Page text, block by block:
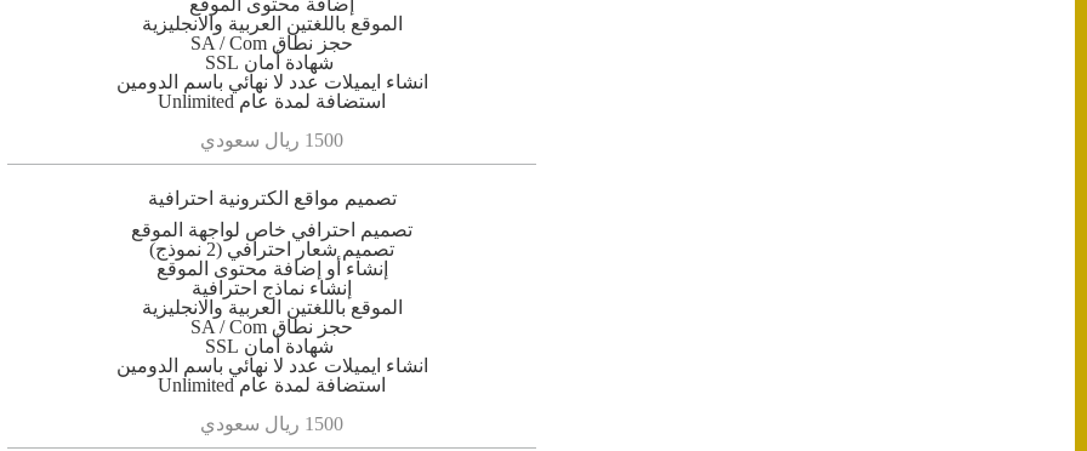
الموقع باللغتين العربية والانجليزية
حجز نطاق SA / Com
شهادة أمان SSL
انشاء ايميلات عدد لا نهائي باسم الدومين
استضافة لمدة عام Unlimited
1500 ريال سعودي
تصميم مواقع الكترونية احترافية
تصميم احترافي خاص لواجهة الموقع
تصميم شعار احترافي (2 نموذج)
إنشاء أو إضافة محتوى الموقع
إنشاء نماذج احترافية
الموقع باللغتين العربية والانجليزية
حجز نطاق SA / Com
شهادة أمان SSL
انشاء ايميلات عدد لا نهائي باسم الدومين
استضافة لمدة عام Unlimited
1500 ريال سعودي